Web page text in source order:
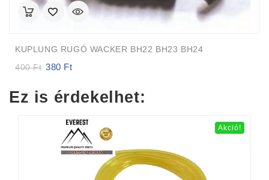
KUPLUNG RUGÓ WACKER BH22 BH23 BH24
400Ft
Original
400 Ft.
380 Ft
380 Ft.
Ez is érdekelhet:
Akció!